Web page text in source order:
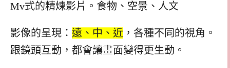
Mv式的精煉影片。食物、空景、人文
影像的呈現： 遠、中、近 ，各種不同的視角。
跟鏡頭互動，都會讓畫面變得更生動。